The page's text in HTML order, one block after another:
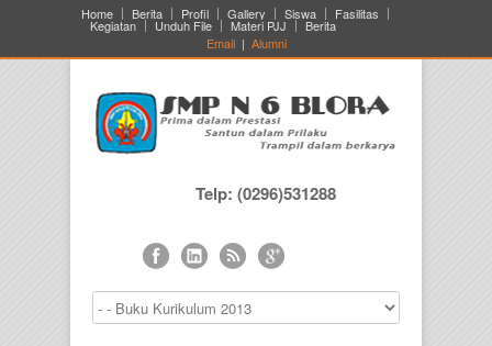
Home Berita Profil Gallery Siswa Fasilitas
Kegiatan Unduh File Materi PJJ
Berita
Email| Alumni
Telp: (0296)531288